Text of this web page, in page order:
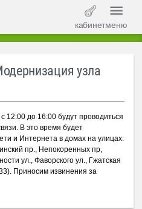
кабинетменю
узла
до 16:00 будут проводиться
В это время будет
и Интернета в домах на улицах:
пр., Непокоренных пр,
ул., Фаворского ул., Гжатская
Приносим извинения за